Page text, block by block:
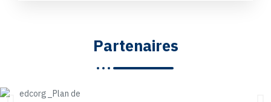
Partenaires